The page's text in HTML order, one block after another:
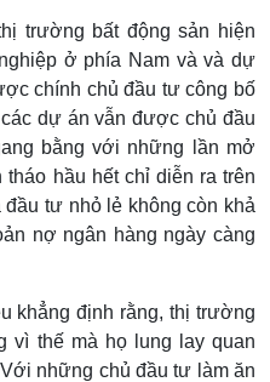
trường bất động sản hiện
ở phía Nam và và dự
chính chủ đầu tư công bố
dự án vẫn được chủ đầu
bằng với những lần mở
hầu hết chỉ diễn ra trên
tư nhỏ lẻ không còn khả
nợ ngân hàng ngày càng
khẳng định rằng, thị trường
vì thế mà họ lung lay quan
những chủ đầu tư làm ăn